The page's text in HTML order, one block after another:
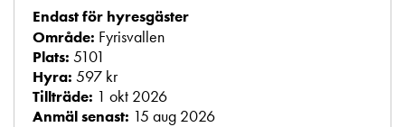
Endast för hyresgäster
Område: Fyrisvallen
Plats: 5101
Hyra: 597 kr
Tillträde: 1 okt 2026
Anmäl senast: 15 aug 2026